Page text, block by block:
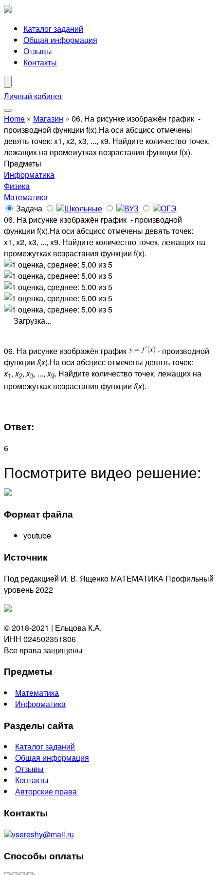
Каталог заданий
Общая информация
Отзывы
Контакты
Личный кабинет
Home » Магазин » 06. На рисунке изображён график -
производной функции f(x).На оси абсцисс отмечены
девять точек: x1, x2, x3, ..., x9. Найдите количество точек,
лежащих на промежутках возрастания функции f(x).
Предметы
Информатика
Физика
Математика
Задача
Школьные ВУЗ
ОГЭ
06. На рисунке изображён график - производной
функции f(x).На оси абсцисс отмечены девять точек:
x1, x2, x3, ..., x9. Найдите количество точек, лежащих на
промежутках возрастания функции f(x).
Загрузка...
06. На рисунке изображён график
- производной
функции f(x).На оси абсцисс отмечены девять точек:
x1,x2,x3, ...,x9. Найдите количество точек, лежащих на
промежутках возрастания функции f(x).
Ответ:
6
Посмотрите видео решение:
Формат файла
youtube
Источник
Под редакцией И. В. Ященко МАТЕМАТИКА Профильный
уровень 2022
© 2018-2021 | Ельцова К.А.
ИНН 024502351806
Все права защищены
Предметы
Математика
Информатика
Разделы сайта
Каталог заданий
Общая информация
Отзывы
Контакты
Авторские права
Контакты
vsereshy@mail.ru
Способы оплаты